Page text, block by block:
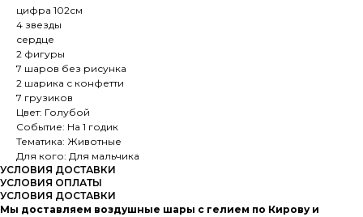
цифра 102см
4 звезды
сердце
2 фигуры
7 шаров без рисунка
2 шарика с конфетти
7 грузиков
Цвет: Голубой
Событие: На 1 годик
Тематика: Животные
Для кого: Для мальчика
УСЛОВИЯ ДОСТАВКИ
УСЛОВИЯ ОПЛАТЫ
УСЛОВИЯ ДОСТАВКИ
Мы доставляем воздушные шары с гелием по Кирову и